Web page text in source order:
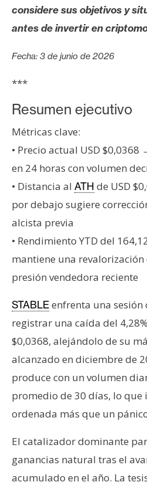
s
N
s
d
e
r
e
n
s
a
T
m
R
c
u
s
o
s
considere sus objetivos y
antes de invertir en
Fecha: 3 de junio de 2026
***
Resumen ejecutivo
Métricas clave:
• Precio actual USD $0,0368
en 24 horas con volumen
• Distancia al ATH de USD
por debajo sugiere
alcista previa
• Rendimiento YTD del
mantiene una
presión vendedora reciente
STABLEenfrenta una sesión
registrar una caída del
$0,0368, alejándolo de su
alcanzado en diciembre de
produce con un volumen
promedio de 30 días, lo que
ordenada más que un
El catalizador dominante
ganancias natural tras el
acumulado en el año. La